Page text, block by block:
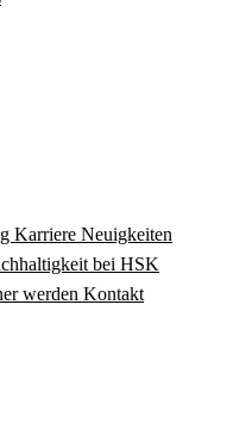
Karriere Neuigkeiten
bei HSK
werden Kontakt